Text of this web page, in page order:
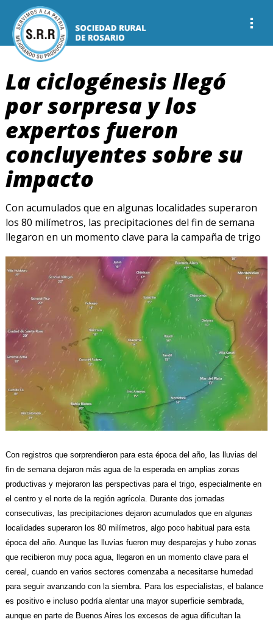
La ciclogénesis llegó
por sorpresa y los
expertos fueron
concluyentes sobre su
impacto
Con acumulados que en algunas localidades superaron
los 80 milímetros, las precipitaciones del fin de semana
llegaron en un momento clave para la campaña de trigo
Con registros que sorprendieron para esta época del año, las lluvias del
fin de semana dejaron más agua de la esperada en amplias zonas
productivas y mejoraron las perspectivas para el trigo, especialmente en
el centro y el norte de la región agrícola. Durante dos jornadas
consecutivas, las precipitaciones dejaron acumulados que en algunas
localidades superaron los 80 milímetros, algo poco habitual para esta
época del año. Aunque las lluvias fueron muy desparejas y hubo zonas
que recibieron muy poca agua, llegaron en un momento clave para el
cereal, cuando en varios sectores comenzaba a necesitarse humedad
para seguir avanzando con la siembra. Para los especialistas, el balance
es positivo e incluso podría alentar una mayor superficie sembrada,
aunque en parte de Buenos Aires los excesos de agua dificultan la